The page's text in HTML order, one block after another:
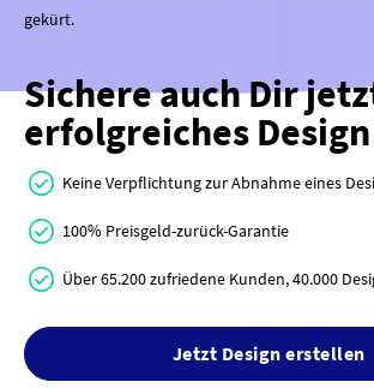
gekürt.
Sichere auch Dir
erfolgreiches Design
Keine Verpflichtung zur Abnahme eines
100% Preisgeld-zurück-Garantie
Über 65.200 zufriedene Kunden, 40.000
Jetzt Design erstellen